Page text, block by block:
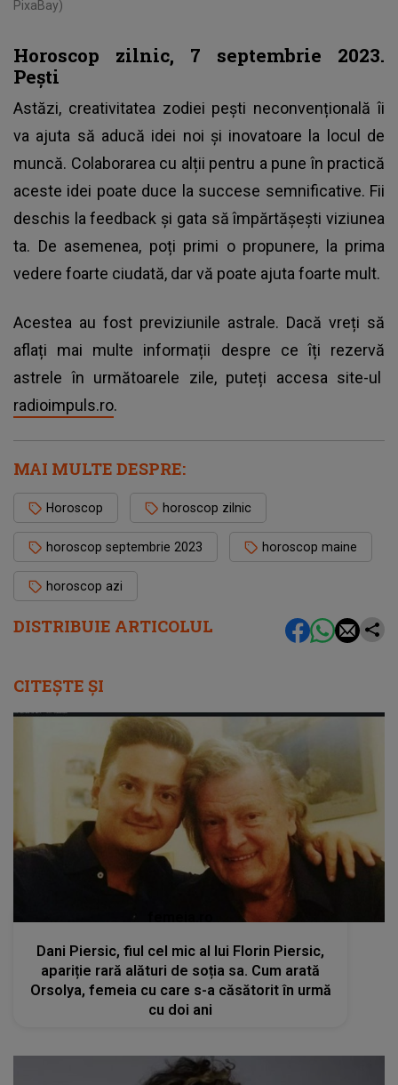
DISTRIBUIE ARTICOLUL
PixaBay)
Horoscop zilnic, 7 septembrie 2023.
Pești
Astăzi, creativitatea zodiei pești neconvențională îi
va ajuta să aducă idei noi și inovatoare la locul de
muncă. Colaborarea cu alții pentru a pune în practică
aceste idei poate duce la succese semnificative. Fii
deschis la feedback și gata să împărtășești viziunea
ta. De asemenea, poți primi o propunere, la prima
vedere foarte ciudată, dar vă poate ajuta foarte mult.
Acestea au fost previziunile astrale. Dacă vreți să
aflați mai multe informații despre ce îți rezervă
astrele în următoarele zile, puteți accesa site-ul
radioimpuls.ro.
MAI MULTE DESPRE:
Horoscop horoscop zilnic
horoscop septembrie 2023 horoscop maine
horoscop azi
CITEȘTE ȘI
Dani Piersic, fiul cel mic al lui Florin Piersic,
apariție rară alături de soția sa. Cum arată
Orsolya, femeia cu care s-a căsătorit în urmă
cu doi ani